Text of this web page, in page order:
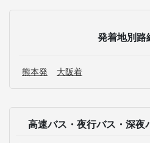
発着地別路
熊本発 大阪着
高速バス・夜行バス・深夜